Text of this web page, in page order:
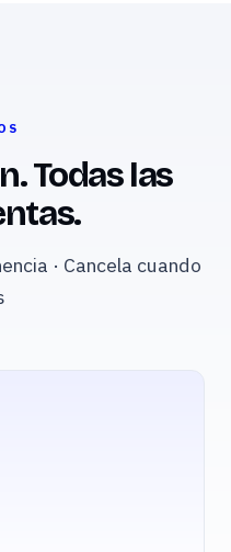
Todas las
· Cancela cuando